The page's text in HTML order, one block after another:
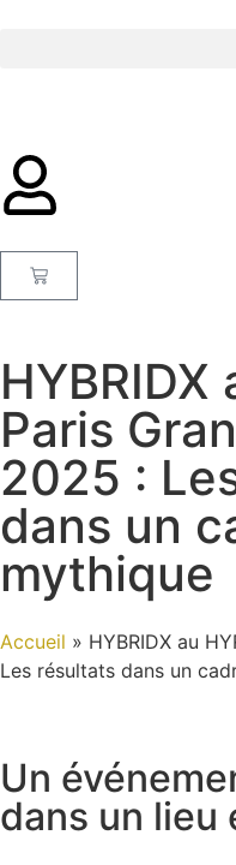
HYBRIDX
Paris
2025 :
dans un
mythique
Accueil » HYBRIDX au
Les résultats dans un
Un
dans un lieu